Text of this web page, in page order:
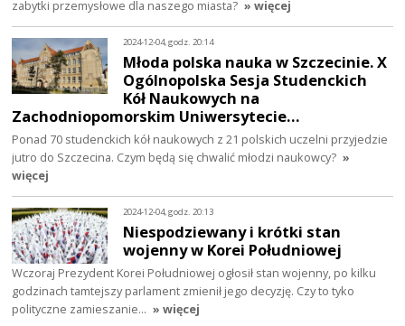
zabytki przemysłowe dla naszego miasta? » więcej
2024-12-04, godz. 20:14
Młoda polska nauka w Szczecinie. X
Ogólnopolska Sesja Studenckich
Kół Naukowych na
Zachodniopomorskim Uniwersytecie…
Ponad 70 studenckich kół naukowych z 21 polskich uczelni przyjedzie
jutro do Szczecina. Czym będą się chwalić młodzi naukowcy? »
więcej
2024-12-04, godz. 20:13
Niespodziewany i krótki stan
wojenny w Korei Południowej
Wczoraj Prezydent Korei Południowej ogłosił stan wojenny, po kilku
godzinach tamtejszy parlament zmienił jego decyzję. Czy to tyko
polityczne zamieszanie… » więcej